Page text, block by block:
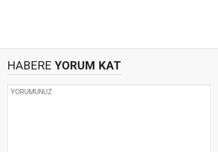
HABERE YORUM KAT